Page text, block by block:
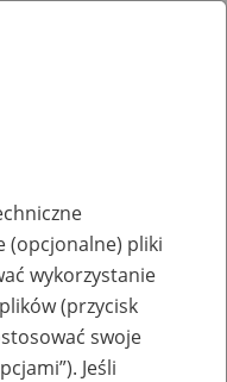
(opcjonalne) pliki
wykorzystanie
(przycisk
swoje
Jeśli